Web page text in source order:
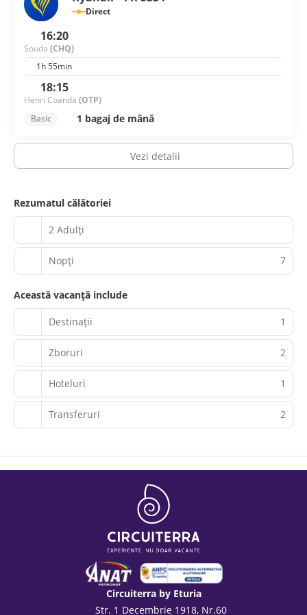
Direct
16:20
Souda (CHQ)
1h 55min
18:15
Henri Coanda (OTP)
Basic
1 bagaj de mână
Vezi detalii
Rezumatul călătoriei
2 Adulți
Nopţi 7
Această vacanță include
Destinații 1
Zboruri 2
Hoteluri 1
Transferuri 2
Circuiterra by Eturia
Str. 1 Decembrie 1918, Nr.60